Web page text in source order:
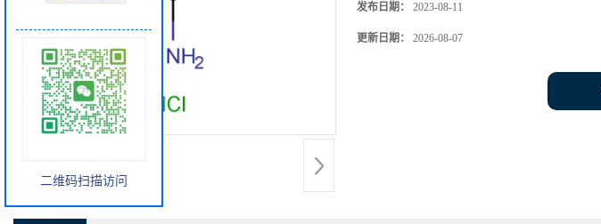
发布日期： 2023-08-11
更新日期： 2026-08-07
二维码扫描访问